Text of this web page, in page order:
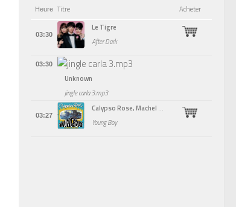
Heure Titre Acheter
03:30
Le Tigre
After Dark
03:30
Unknown
jingle carla 3.mp3
03:27
Calypso Rose, Machel Montano
Young Boy